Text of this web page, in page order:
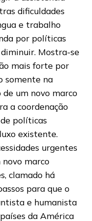
dificuldades
e trabalho
por políticas
diminuir. Mostra-se
mais forte por
somente na
um novo marco
a coordenação
políticas
existente.
urgentes
marco
clamado há
para que o
e humanista
da América